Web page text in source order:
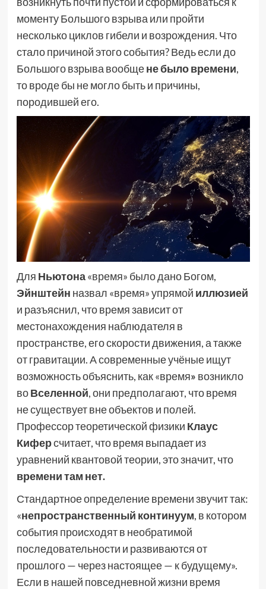
моменту Большого взрыва или пройти
несколько циклов гибели и возрождения. Что
стало причиной этого события? Ведь если до
Большого взрыва вообщене быловремени,
то вроде бы не могло быть и причины,
породившей его.
Для Ньютона«время» было дано Богом,
Эйнштейн назвал «время» упрямой иллюзией
и разъяснил, что время зависит от
местонахождения наблюдателя в
пространстве, его скорости движения, а также
от гравитации. А современные учёные ищут
возможность объяснить, как «время» возникло
воВселенной, они предполагают, что время
не существует вне объектов и полей.
Профессор теоретической физики Клаус
Киферсчитает, что время выпадает из
уравнений квантовой теории, это значит, что
времени там нет.
Стандартное определение времени звучит так:
«непространственный континуум, в котором
события происходят в необратимой
последовательности и развиваются от
прошлого — через настоящее — к будущему».
Если в нашей повседневной жизни время